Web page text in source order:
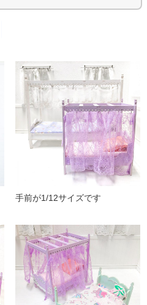
手前が1/12サイズです